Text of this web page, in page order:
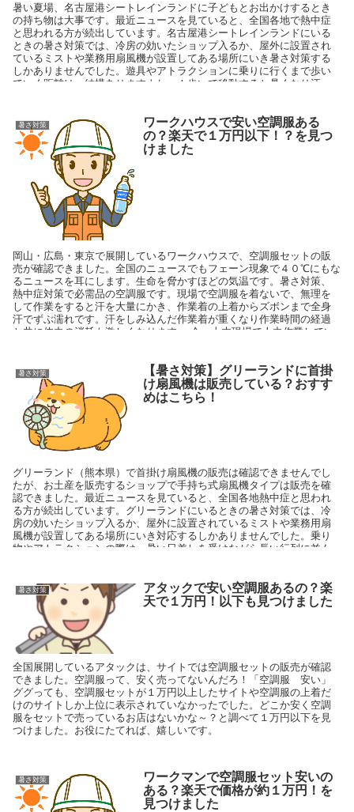
暑い夏場、名古屋港シートレインランドに子どもとお出かけするとき
の持ち物は大事です。最近ニュースを見ていると、全国各地で熱中症
と思われる方が続出しています。名古屋港シートレインランドにいる
ときの暑さ対策では、冷房の効いたショップ入るか、屋外に設置され
ているミストや業務用扇風機が設置してある場所にいき暑さ対策する
しかありませんでした。遊具やアトラクションに乗りに行くまで歩い
ていく距離は、結構ありますよね～！歩いて移動すると暑くなり汗
式の扇風機を使っている人をみかけました。その時はノドから手が出
ると欲しかったです。でも手持ち式だと、落として壊したり置き忘れ
たり、する事がありますよね〜そこで私がおすすめしたいのは、首掛
けタイプの扇風機です。
暑さ対策
ワークハウスで安い空調服ある
の？楽天で１万円以下！？を見つ
けました
岡山・広島・東京で展開しているワークハウスで、空調服セットの販
売が確認できました。全国のニュースでもフェーン現象で４０℃にもな
るニュースを耳にします。生命を脅かすほどの気温です。暑さ対策、
熱中症対策で必需品の空調服です。現場で空調服を着ないで、無理を
して作業をすると汗を大量にかき、作業着の上着からズボンまで全身
汗でずぶ濡れです。汗をしみ込んだ作業着が重くなり作業時間の経過
と共に体力の消耗も激しくなります。 今、土木現場で人力作業してい
ので購入しませんでした。しかし、空調服を使用してわかった事は汗
のかく量が格段に減った事でした。
暑さ対策
【暑さ対策】グリーランドに首掛
け扇風機は販売している？おすす
めはこちら！
グリーランド（熊本県）で首掛け扇風機の販売は確認できませんでし
たが、お土産を販売するショップで手持ち式扇風機タイプは販売を確
認できました。最近ニュースを見ていると、全国各地熱中症と思われ
る方が続出しています。グリーランドにいるときの暑さ対策では、冷
房の効いたショップ入るか、屋外に設置されているミストや業務用扇
風機が設置してある場所にいき対応するしかありませんでした。乗り
物やアトラクションの際は、暑い日差しを受けながら長い行列に並ん
する事がありますよね〜そこでおすすめしたいのは、首掛けタイプの
扇風機です。
暑さ対策
アタックで安い空調服あるの？楽
天で１万円！以下も見つけました
全国展開しているアタックは、サイトでは空調服セットの販売が確認
できました。空調服って、安く売ってないんだろ！「空調服 安い」
ググっても、空調服セットが１万円以上したサイトや空調服の上着だ
けのサイトしか上位に表示されていなかったでした。どこか安く空調
服をセットで売っているお店はないかな～？と調べて１万円以下を見
つけました。お役にたてれば、嬉しいです。
暑さ対策
ワークマンで空調服セット安いの
ある？楽天で価格が約１万円！を
見つけました